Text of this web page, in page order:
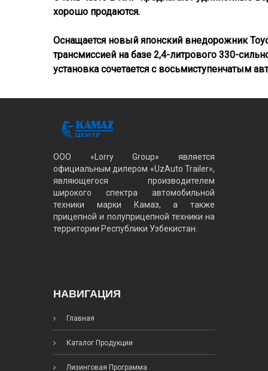
хорошо продаются.
Оснащается новый японский внедорожник
трансмиссией на базе 2,4-литрового 330-
установка сочетается с восьмиступенчатым
ООО «Lorry Group» является
официальным дилером «UzAuto Trailer»,
являющегося производителем
широкого спектра автомобильной
техники марки Камаз, а также
прицепной и полуприцепной техники на
территории Республики Узбекистан.
НАВИГАЦИЯ
Главная
Каталог Продукции
Лизинговая Программа